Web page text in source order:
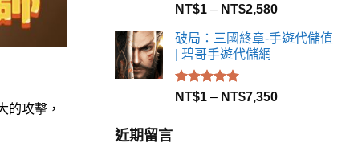
攻擊，
評分 5.00
NT$1 – NT$2,580
破局：三國終章-手遊代儲值
| 碧哥手遊代儲網
評分 5.00
NT$1 – NT$7,350
近期留言